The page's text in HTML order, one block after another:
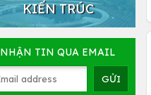
KIẾN TRÚC
NHẬN TIN QUA EMAIL